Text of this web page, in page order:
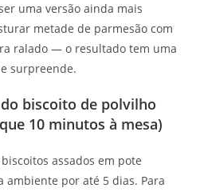
uma versão ainda mais
metade de parmesão com
ralado — o resultado tem uma
surpreende.
biscoito de polvilho
10 minutos à mesa)
assados em pote
por até 5 dias. Para